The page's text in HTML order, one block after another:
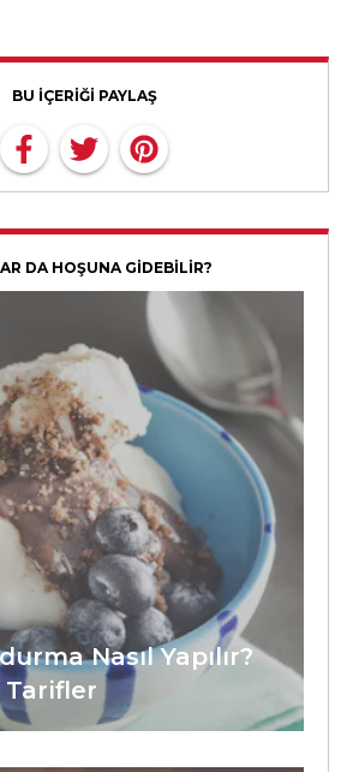
BU İÇERİĞİ PAYLAŞ
DA HOŞUNA GİDEBİLİR?
Nasıl Yapılır?
Tarifler